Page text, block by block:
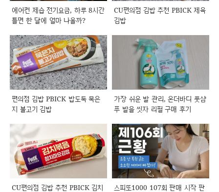
에어컨 제습 전기요금, 하루 8시간
틀면 한 달에 얼마 나올까?
CU편의점 김밥 추천 PBICK 제육
김밥
편의점 김밥 PBICK 밥도둑 묵은
지 불고기 김밥
가장 쉬운 발 관리, 온더바디 풋샴
푸 발을 씻자 리필 구매 후기
CU편의점 김밥 추천 PBICK 김치
스피또1000 107회 판매 시작 판